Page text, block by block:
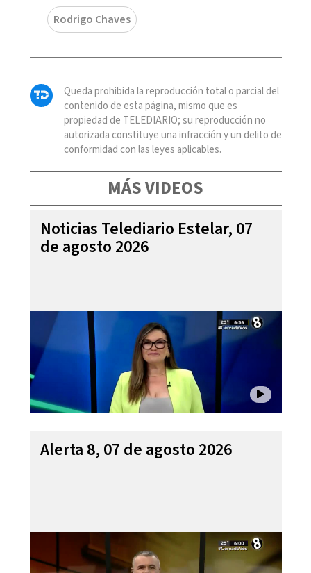
Rodrigo Chaves
Queda prohibida la reproducción total o parcial del
contenido de esta página, mismo que es
propiedad de TELEDIARIO; su reproducción no
autorizada constituye una infracción y un delito de
conformidad con las leyes aplicables.
MÁS VIDEOS
Noticias Telediario Estelar, 07
de agosto 2026
Alerta 8, 07 de agosto 2026